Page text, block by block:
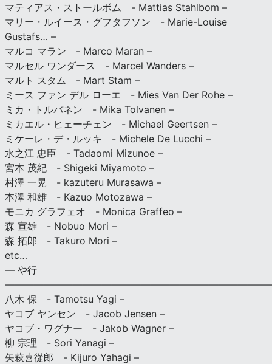
マティアス・ストールボム - Mattias Stahlbom –
マリー・ルイース・グフタフソン - Marie-Louise
Gustafs… –
マルコ マラン - Marco Maran –
マルセル ワンダース - Marcel Wanders –
マルト スタム - Mart Stam –
ミース ファン デル ローエ - Mies Van Der Rohe –
ミカ・トルバネン - Mika Tolvanen –
ミカエル・ヒェーチェン - Michael Geertsen –
ミケーレ・デ・ルッキ - Michele De Lucchi –
水之江 忠臣 - Tadaomi Mizunoe –
宮本 茂紀 - Shigeki Miyamoto –
村澤 一晃 - kazuteru Murasawa –
本澤 和雄 - Kazuo Motozawa –
モニカ グラフェオ - Monica Graffeo –
森 宣雄 - Nobuo Mori –
森 拓郎 - Takuro Mori –
etc…
— や行
八木 保 - Tamotsu Yagi –
ヤコブ ヤンセン - Jacob Jensen –
ヤコブ・ワグナー - Jakob Wagner –
柳 宗理 - Sori Yanagi –
矢萩喜從郎 - Kijuro Yahagi –